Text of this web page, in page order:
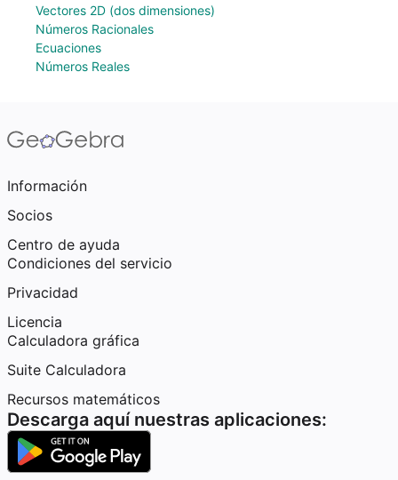
Vectores 2D (dos dimensiones)
Números Racionales
Ecuaciones
Números Reales
Información
Socios
Centro de ayuda
Condiciones del servicio
Privacidad
Licencia
Calculadora gráfica
Suite Calculadora
Recursos matemáticos
Descarga aquí nuestras aplicaciones: